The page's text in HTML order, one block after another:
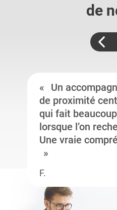
de
Un
de proximité
qui fait
lorsque l’on
Une vraie
F.